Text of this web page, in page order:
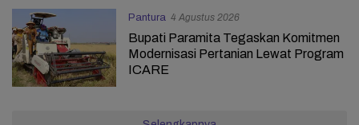
Pantura 4 Agustus 2026
Bupati Paramita Tegaskan Komitmen
Modernisasi Pertanian Lewat Program
ICARE